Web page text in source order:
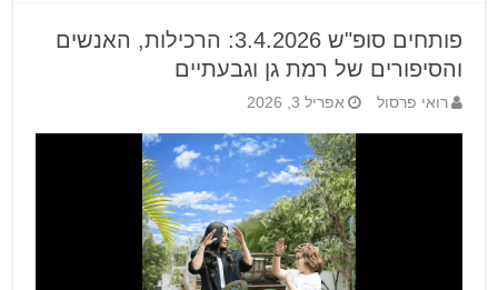
פותחים סופ"ש 3.4.2026: הרכילות, האנשים
והסיפורים של רמת גן וגבעתיים
רואי פרסול אפריל 3, 2026